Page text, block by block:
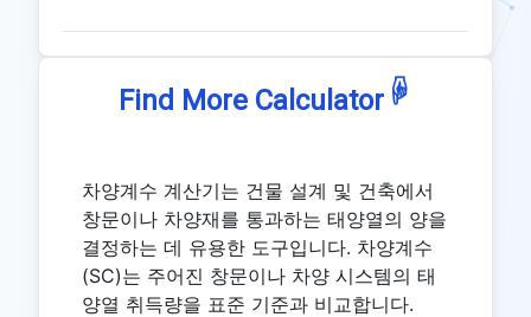
Find More Calculator ☟
차양계수 계산기는 건물 설계 및 건축에서
창문이나 차양재를 통과하는 태양열의 양을
결정하는 데 유용한 도구입니다. 차양계수
(SC)는 주어진 창문이나 차양 시스템의 태
양열 취득량을 표준 기준과 비교합니다.